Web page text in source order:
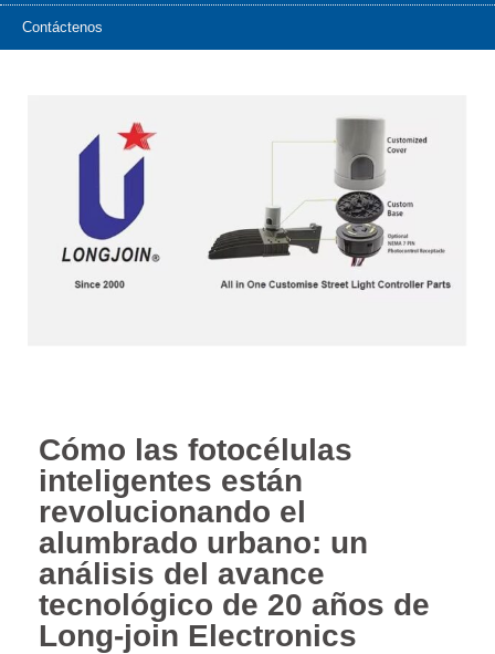
Contáctenos
Cómo las fotocélulas
inteligentes están
revolucionando el
alumbrado urbano: un
análisis del avance
tecnológico de 20 años de
Long-join Electronics